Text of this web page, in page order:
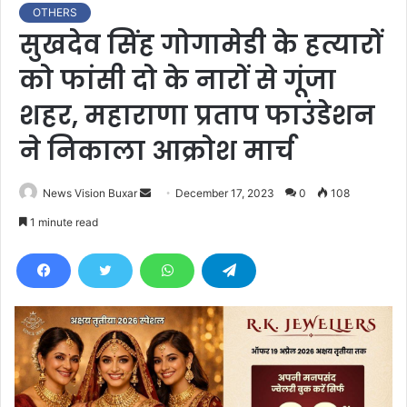
OTHERS
सुखदेव सिंह गोगामेडी के हत्यारों
को फांसी दो के नारों से गूंजा
शहर, महाराणा प्रताप फाउंडेशन
ने निकाला आक्रोश मार्च
News Vision Buxar
d
e
m
a
i
December 17, 2023 0 108
1 minute read